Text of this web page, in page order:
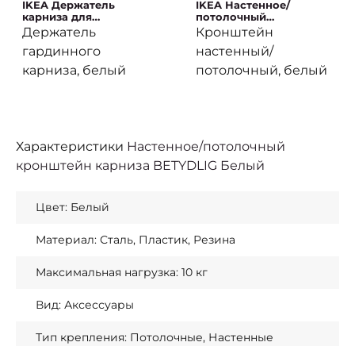
IKEA Держатель
карниза для
кронштейна BETYDLIG
6 см Белый (ИКЕА
БЕТИДЛИГ)
Держатель
гардинного
карниза, белый
IKEA Настенное/
потолочный
кронштейн карниза
BETYDLIG Белый (ИКЕА
БЕТИДЛИГ)
Кронштейн
настенный/
потолочный, белый
Характеристики Настенное/потолочный
кронштейн карниза BETYDLIG Белый
Цвет: Белый
Материал: Сталь, Пластик, Резина
Максимальная нагрузка: 10 кг
Вид: Аксессуары
Тип крепления: Потолочные, Настенные